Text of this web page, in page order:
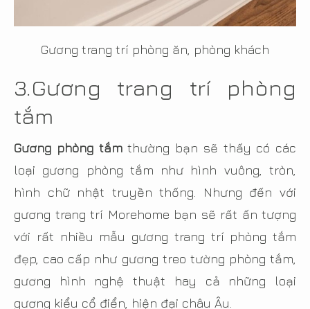
Gương trang trí phòng ăn, phòng khách
3.Gương trang trí phòng
tắm
Gương phòng tắmthường bạn sẽ thấy có các
loại gương phòng tắm như hình vuông, tròn,
hình chữ nhật truyền thống. Nhưng đến với
gương trang trí Morehome bạn sẽ rất ấn tượng
với rất nhiều mẫu gương trang trí phòng tắm
đẹp, cao cấp như gương treo tường phòng tắm,
gương hình nghệ thuật hay cả những loại
gương kiểu cổ điển, hiện đại châu Âu.